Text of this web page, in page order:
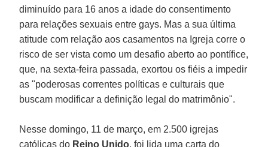
diminuído para 16 anos a idade do consentimento
para relações sexuais entre gays. Mas a sua última
atitude com relação aos casamentos na Igreja corre o
risco de ser vista como um desafio aberto ao pontífice,
que, na sexta-feira passada, exortou os fiéis a impedir
as "poderosas correntes políticas e culturais que
buscam modificar a definição legal do matrimônio".
Nesse domingo, 11 de março, em 2.500 igrejas
católicas do Reino Unido, foi lida uma carta do